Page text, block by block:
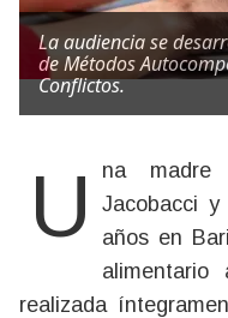
La audiencia se
de Métodos
Conflictos.
Una madre que reside en Ingeniero
Jacobacci
años en
realizada